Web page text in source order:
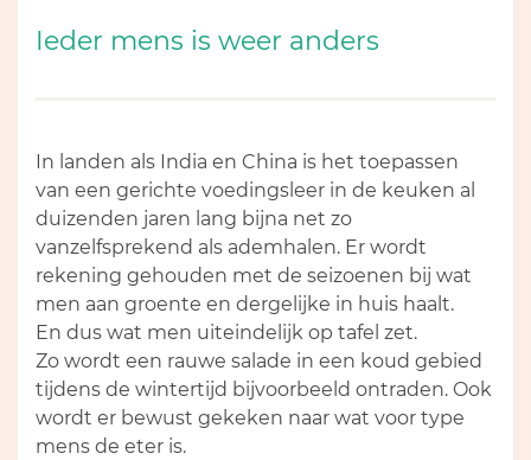
Ieder mens is weer anders
In landen als India en China is het toepassen
van een gerichte voedingsleer in de keuken al
duizenden jaren lang bijna net zo
vanzelfsprekend als ademhalen. Er wordt
rekening gehouden met de seizoenen bij wat
men aan groente en dergelijke in huis haalt.
En dus wat men uiteindelijk op tafel zet.
Zo wordt een rauwe salade in een koud gebied
tijdens de wintertijd bijvoorbeeld ontraden. Ook
wordt er bewust gekeken naar wat voor type
mens de eter is.